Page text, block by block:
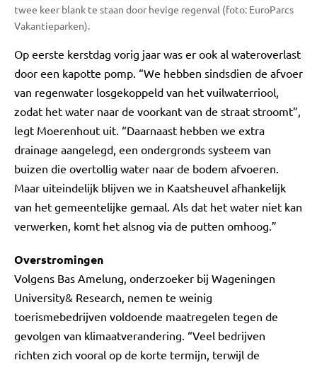
twee keer blank te staan door hevige regenval (foto: EuroParcs
Vakantieparken).
Op eerste kerstdag vorig jaar was er ook al wateroverlast
door een kapotte pomp. “We hebben sindsdien de afvoer
van regenwater losgekoppeld van het vuilwaterriool,
zodat het water naar de voorkant van de straat stroomt”,
legt Moerenhout uit. “Daarnaast hebben we extra
drainage aangelegd, een ondergronds systeem van
buizen die overtollig water naar de bodem afvoeren.
Maar uiteindelijk blijven we in Kaatsheuvel afhankelijk
van het gemeentelijke gemaal. Als dat het water niet kan
verwerken, komt het alsnog via de putten omhoog.”
Overstromingen
Volgens Bas Amelung, onderzoeker bij Wageningen
University& Research, nemen te weinig
toerismebedrijven voldoende maatregelen tegen de
gevolgen van klimaatverandering. “Veel bedrijven
richten zich vooral op de korte termijn, terwijl de